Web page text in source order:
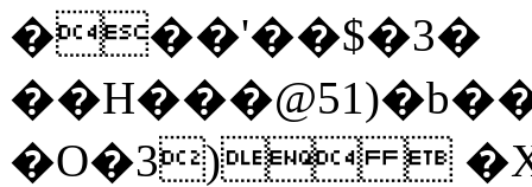
���'��$�3�
�O�3) 